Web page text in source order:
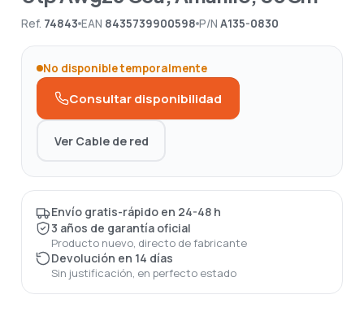
Ref. 74843 EAN 8435739900598 P/N A135-0830
No disponible temporalmente
Consultar disponibilidad
Ver Cable de red
Envío gratis-rápido en 24-48 h
3 años de garantía oficial
Producto nuevo, directo de fabricante
Devolución en 14 días
Sin justificación, en perfecto estado